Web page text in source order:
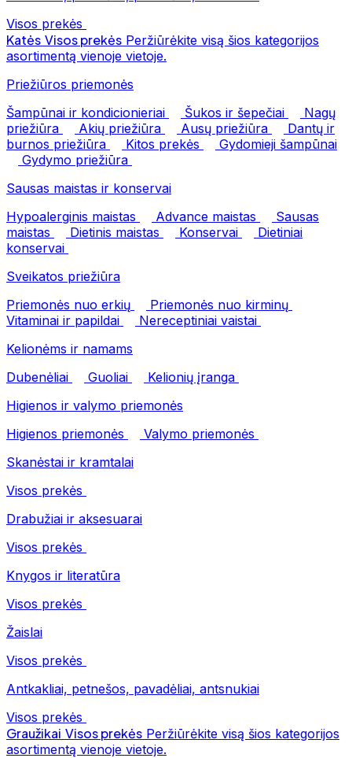
Visos prekės
Katės Visos prekės Peržiūrėkite visą šios kategorijos
asortimentą vienoje vietoje.
Priežiūros priemonės
Šampūnai ir kondicionieriai
Šukos ir šepečiai
Nagų
priežiūra
Akių priežiūra Ausų priežiūra
Dantų ir
burnos priežiūra
Kitos prekės
Gydomieji šampūnai
Gydymo priežiūra
Sausas maistas ir konservai
Hypoalerginis maistas
Advance maistas
Sausas
maistas
Dietinis maistas Konservai
Dietiniai
konservai
Sveikatos priežiūra
Priemonės nuo erkių
Priemonės nuo kirminų
Vitaminai ir papildai
Nereceptiniai vaistai
Kelionėms ir namams
Dubenėliai
Guoliai
Kelionių įranga
Higienos ir valymo priemonės
Higienos priemonės
Valymo priemonės
Skanėstai ir kramtalai
Visos prekės
Drabužiai ir aksesuarai
Visos prekės
Knygos ir literatūra
Visos prekės
Žaislai
Visos prekės
Antkakliai, petnešos, pavadėliai, antsnukiai
Visos prekės
Graužikai Visos prekės Peržiūrėkite visą šios kategorijos
asortimentą vienoje vietoje.